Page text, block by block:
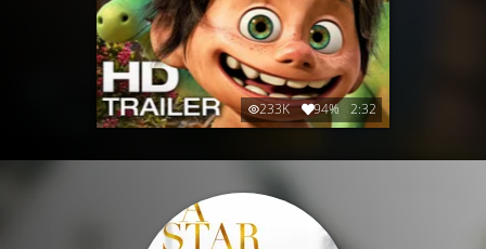
233K 94% 2:32